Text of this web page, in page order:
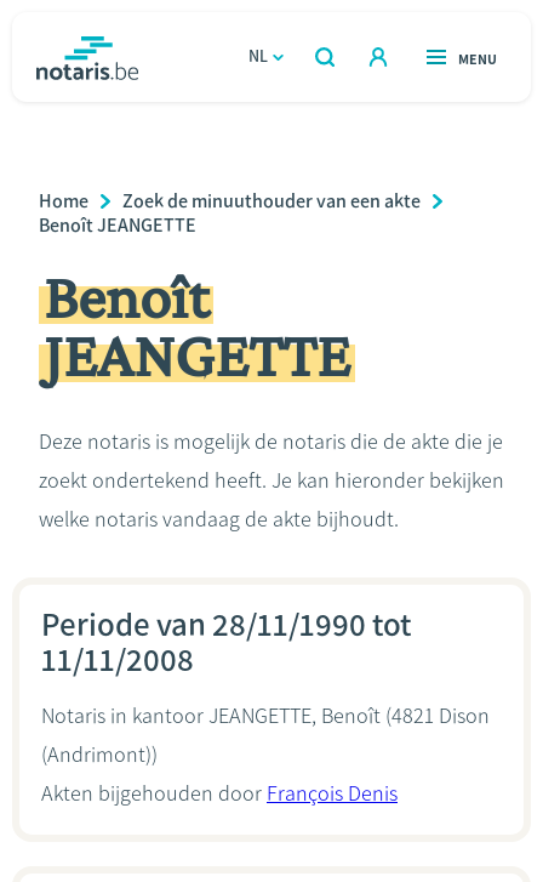
gaan
NL
OPEN
ZOEKEN
OPEN
MENU
Relatie & samenleven
Erven & schenken
Ondernemen
Rekenmodules
Breadcrumb
Home
Zoek de minuuthouder van een akte
Benoît JEANGETTE
Benoît
JEANGETTE
Deze notaris is mogelijk de notaris die de akte die je
zoekt ondertekend heeft. Je kan hieronder bekijken
welke notaris vandaag de akte bijhoudt.
Periode van 28/11/1990 tot
11/11/2008
Notaris in kantoor JEANGETTE, Benoît (4821 Dison
(Andrimont))
Akten bijgehouden door François Denis